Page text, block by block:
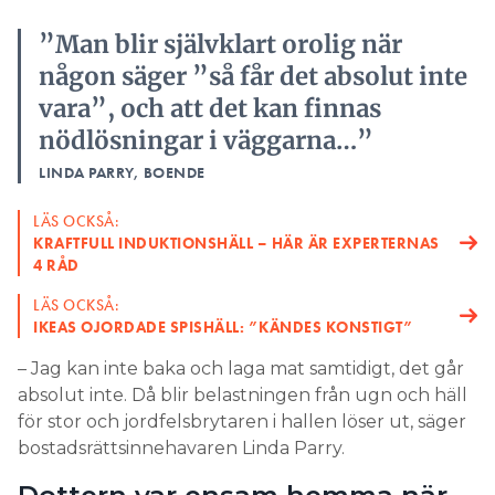
”Man blir självklart orolig när
någon säger ”så får det absolut inte
vara”, och att det kan finnas
nödlösningar i väggarna…”
LINDA PARRY, BOENDE
LÄS OCKSÅ:
KRAFTFULL INDUKTIONSHÄLL – HÄR ÄR EXPERTERNAS
4 RÅD
LÄS OCKSÅ:
IKEAS OJORDADE SPISHÄLL: ”KÄNDES KONSTIGT”
– Jag kan inte baka och laga mat samtidigt, det går
absolut inte. Då blir belastningen från ugn och häll
för stor och jordfelsbrytaren i hallen löser ut, säger
bostadsrättsinnehavaren Linda Parry.